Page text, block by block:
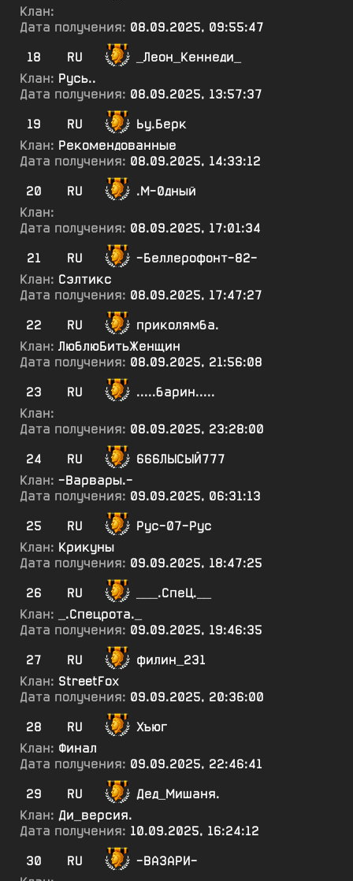
Клан:
Дата получения: 08.09.2025, 09:55:47
18
RU
_Леон_Кеннеди_
Клан: Русь..
Дата получения: 08.09.2025, 13:57:37
19
RU
Ьу.Берк
Клан: Рекомендованные
Дата получения: 08.09.2025, 14:33:12
20
RU
.М-0дный
Клан:
Дата получения: 08.09.2025, 17:01:34
21
RU
-Беллерофонт-82-
Клан: Сэлтикс
Дата получения: 08.09.2025, 17:47:27
22
RU
приколямба.
Клан: ЛюблюБитьЖенщин
Дата получения: 08.09.2025, 21:56:08
23
RU
.....барин.....
Клан:
Дата получения: 08.09.2025, 23:28:00
24
RU
666ЛЫСЫЙ777
Клан: -Варвары.-
Дата получения: 09.09.2025, 06:31:13
25
RU
Рус-07-Рус
Клан: Крикуны
Дата получения: 09.09.2025, 18:47:25
26
RU
___.СпеЦ.__
Клан:
_.Спецрота._
Дата получения: 09.09.2025, 19:46:35
27
RU
филин_231
Клан: StreetFox
Дата получения: 09.09.2025, 20:36:00
28
RU
Хъюг
Клан: Финал
Дата получения: 09.09.2025, 22:46:41
29
RU
Дед_Мишаня.
Клан: Ди_версия.
Дата получения: 10.09.2025, 16:24:12
30
RU
-ВАЗАРИ-